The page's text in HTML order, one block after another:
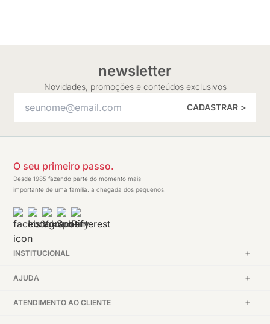
newsletter
Novidades, promoções e conteúdos exclusivos
CADASTRAR >
O seu primeiro passo.
Desde 1985 fazendo parte do momento mais
importante de uma família: a chegada dos pequenos.
INSTITUCIONAL
AJUDA
ATENDIMENTO AO CLIENTE